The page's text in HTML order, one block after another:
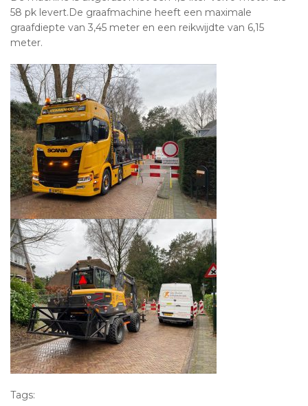
58 pk levert.De graafmachine heeft een maximale
graafdiepte van 3,45 meter en een reikwijdte van 6,15
meter.
Tags: